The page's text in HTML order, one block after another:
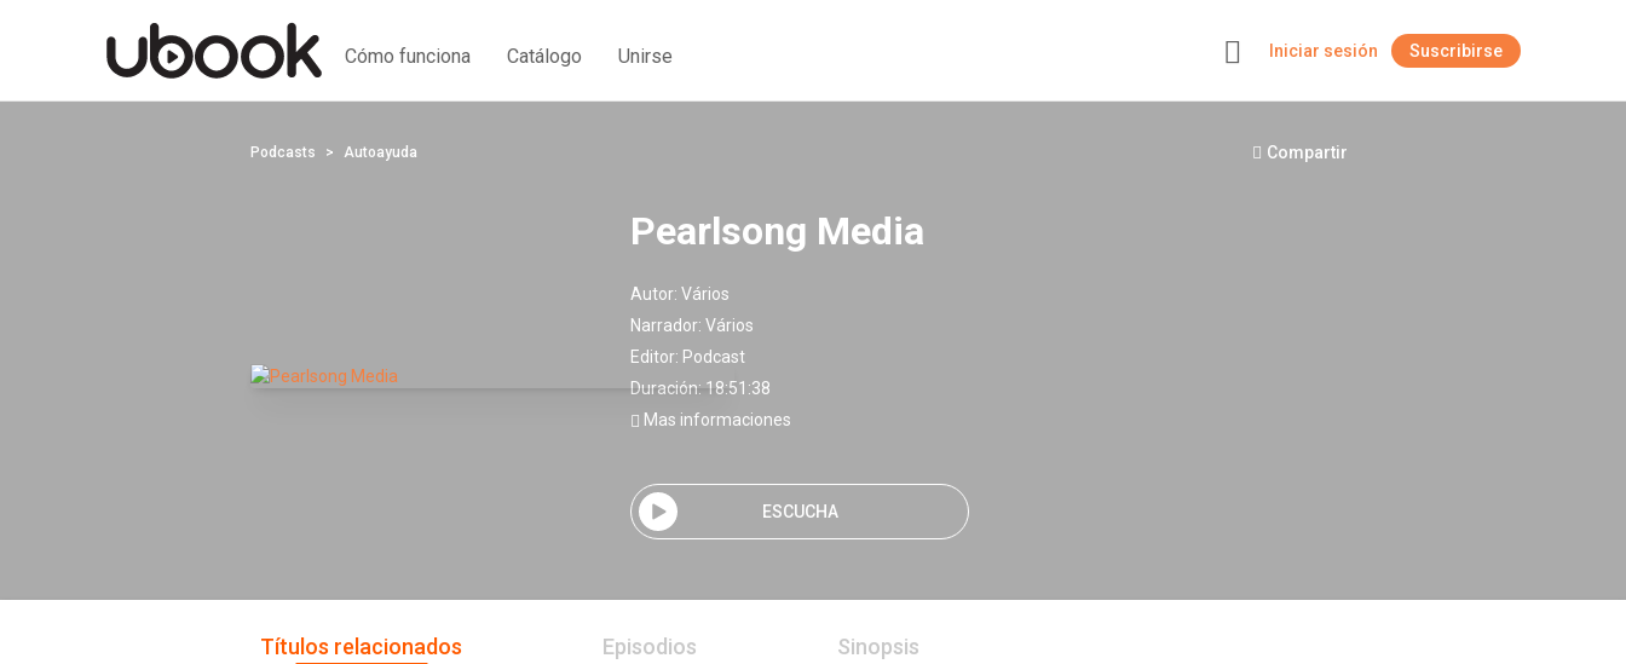
Cómo funciona Catálogo Unirse Iniciar sesión Suscribirse
Podcasts Autoayuda Compartir
Pearlsong Media
Autor: Vários
Narrador: Vários
Editor: Podcast
Duración: 18:51:38
Mas informaciones
ESCUCHA
Títulos relacionados Episodios Sinopsis